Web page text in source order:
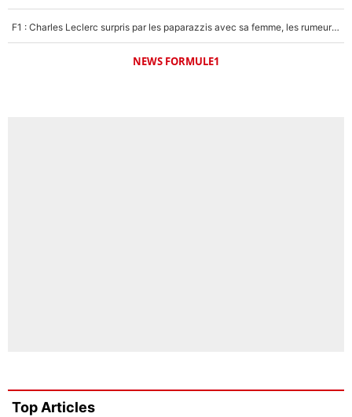
F1 : Charles Leclerc surpris par les paparazzis avec sa femme, les rumeurs étaient vraies !
NEWS FORMULE1
Top Articles